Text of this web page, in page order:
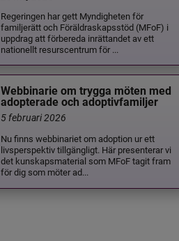
Regeringen har gett Myndigheten för
familjerätt och Föräldraskapsstöd (MFoF) i
uppdrag att förbereda inrättandet av ett
nationellt resurscentrum för ...
Webbinarie om trygga möten med
adopterade och adoptivfamiljer
5 februari 2026
Nu finns webbinariet om adoption ur ett
livsperspektiv tillgängligt. Här presenterar vi
det kunskapsmaterial som MFoF tagit fram
för dig som möter ad...